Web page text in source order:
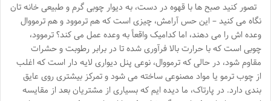
تصور کنید صبح ها با قهوه در دست، به دیوار چوبی گرم و طبیعی خانه تان
نگاه می کنید – این حس آرامش، چیزی است که هم ترموود و هم ترمووال
وعده اش را می دهند، اما کدامیک واقعاً به وعده عمل می کند؟ ترموود،
چوبی است که با حرارت بالا فرآوری شده تا در برابر رطوبت و حشرات
مقاوم شود، در حالی که ترمووال، نوعی پنل دیواری لایه دار است که اغلب
از چوب ترمو یا مواد مصنوعی ساخته می شود و تمرکز بیشتری روی عایق
بندی دارد. در پارتاک، ما دیده ایم که بسیاری از مشتریان بعد از مقایسه